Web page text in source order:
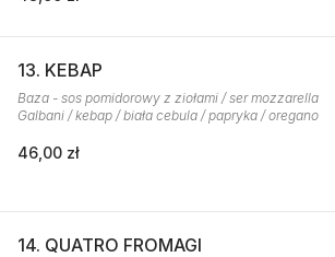
13. KEBAP
Baza - sos pomidorowy z ziołami / ser mozzarella
Galbani / kebap / biała cebula / papryka / oregano
46,00 zł
14. QUATRO FROMAGI